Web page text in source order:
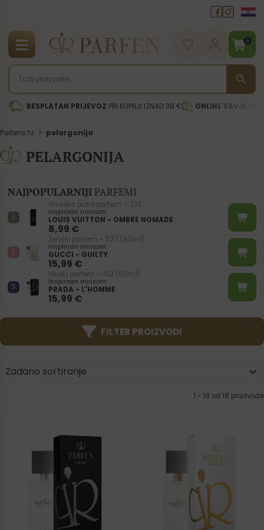
0
BESPLATAN PRIJEVOZ PRI KUPNJI IZNAD 38 € ONLINE
Parfens.hr > pelargonija
PELARGONIJA
NAJPOPULARNIJIPARFEMI
Uniseks putni parfem – 773
Inspiriran mirisom:
LOUIS VUITTON - OMBRE NOMADE
8,99 €
Ženski parfem – 527 (50ml)
Inspiriran mirisom:
GUCCI - GUILTY
15,99 €
Muški parfem – 412 (50ml)
Inspiriran mirisom:
PRADA - L'HOMME
15,99 €
FILTER PROIZVODI
Product | Sorting
Sort content
Zadano sortiranje
Sort content
1 - 18 od 18 proizvoda